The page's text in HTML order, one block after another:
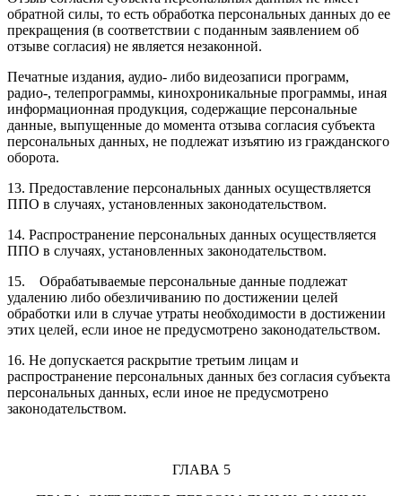
обратной силы, то есть обработка персональных данных до ее
прекращения (в соответствии с поданным заявлением об
отзыве согласия) не является незаконной.
Печатные издания, аудио- либо видеозаписи программ,
радио-, телепрограммы, кинохроникальные программы, иная
информационная продукция, содержащие персональные
данные, выпущенные до момента отзыва согласия субъекта
персональных данных, не подлежат изъятию из гражданского
оборота.
13. Предоставление персональных данных осуществляется
ППО в случаях, установленных законодательством.
14. Распространение персональных данных осуществляется
ППО в случаях, установленных законодательством.
15. Обрабатываемые персональные данные подлежат
удалению либо обезличиванию по достижении целей
обработки или в случае утраты необходимости в достижении
этих целей, если иное не предусмотрено законодательством.
16. Не допускается раскрытие третьим лицам и
распространение персональных данных без согласия субъекта
персональных данных, если иное не предусмотрено
законодательством.
ГЛАВА 5